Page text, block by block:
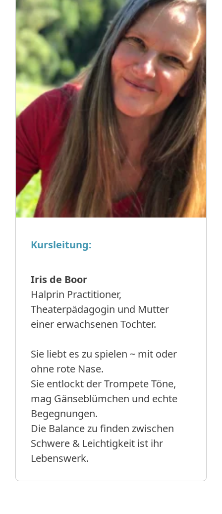
Kursleitung:
Iris de Boor
Halprin Practitioner,
Theaterpädagogin und Mutter
einer erwachsenen Tochter.
Sie liebt es zu spielen ~ mit oder
ohne rote Nase.
Sie entlockt der Trompete Töne,
mag Gänseblümchen und echte
Begegnungen.
Die Balance zu finden zwischen
Schwere & Leichtigkeit ist ihr
Lebenswerk.